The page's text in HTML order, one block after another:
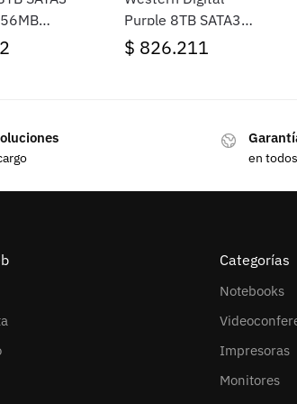
Purple 8TB SATA3
5640rpm 256MB
$ 826.211
en
Categorías
Notebooks
Impresoras
Monitores